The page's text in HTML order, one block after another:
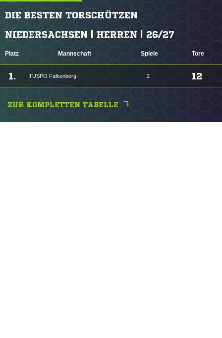
DIE BESTEN TORSCHÜTZEN
NIEDERSACHSEN | HERREN | 26/27
Platz Mannschaft Spiele Tore
1. TUSPO Falkenberg 2 12
ZUR KOMPLETTEN TABELLE